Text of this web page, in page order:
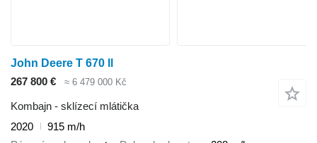
John Deere T 670 ll
267 800 €
≈ 6 479 000 Kč
Kombajn - sklízecí mlátička
2020
915 m/h